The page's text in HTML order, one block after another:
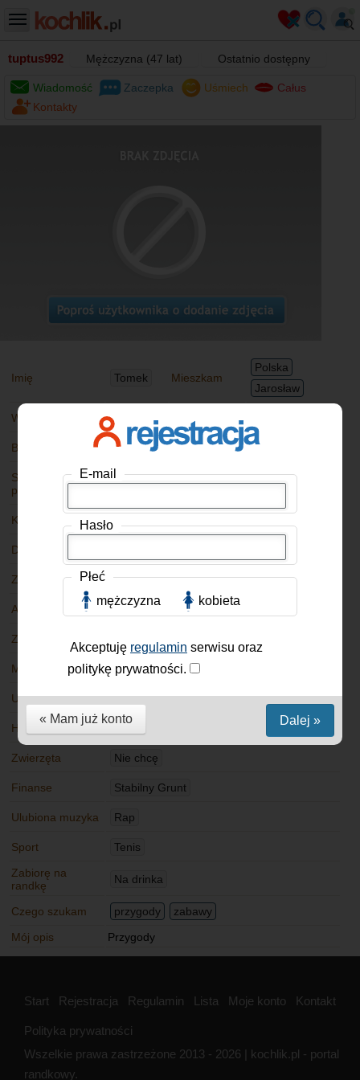
tuptus992 Mężczyzna (47 lat) Ostatnio dostępny
Wiadomość Zaczepka Uśmiech
Całus
Kontakty
Imię Tomek Mieszkam
Polska
Jarosław
Wiek Jak mieszkam
Budowa ciała Szczupła Wzrost 188 cm
Stosunek do
papierosów
Palę
Stosunek do
Lubię tylko
Kolor oczu
Dzieci
Zawód Budownictwo (Kierownik budowy)
Auto Mam (Peugeot)
Znam języki
Mój charakter Otwartość
Ulubiona żywność Kuchnia polska
Hobby
Zwierzęta Nie chcę
Finanse Stabilny Grunt
Ulubiona muzyka Rap
Sport
Tenis
Zabiorę na
randkę
Na drinka
Czego szukam przygody
zabawy
Mój opis
Przygody
Start Rejestracja Regulamin Lista Moje konto Kontakt
Polityka prywatności
Wszelkie prawa zastrzeżone 2013 - 2026 | kochlik.pl - portal
randkowy.
E-mail
Hasło
Płeć
mężczyzna
kobieta
Akceptuję regulamin serwisu oraz
politykę prywatności.
« Mam już konto Dalej »